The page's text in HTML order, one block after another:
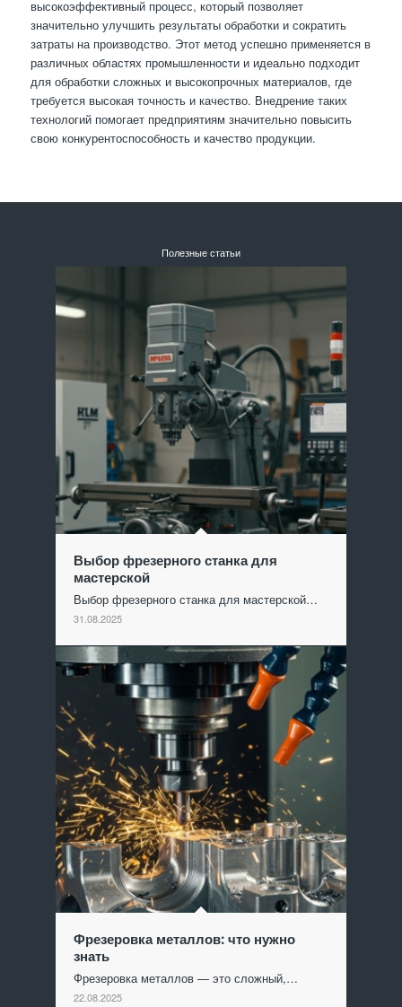
высокоэффективный процесс, который позволяет
значительно улучшить результаты обработки и сократить
затраты на производство. Этот метод успешно применяется в
различных областях промышленности и идеально подходит
для обработки сложных и высокопрочных материалов, где
требуется высокая точность и качество. Внедрение таких
технологий помогает предприятиям значительно повысить
свою конкурентоспособность и качество продукции.
Полезные статьи
Выбор фрезерного станка для
мастерской
Выбор фрезерного станка для мастерской…
31.08.2025
Фрезеровка металлов: что нужно
знать
Фрезеровка металлов — это сложный,…
22.08.2025